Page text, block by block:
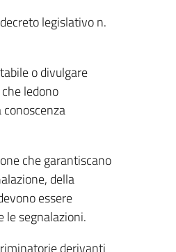
legislativo n.
o divulgare
ledono
che garantiscano
della
essere
le segnalazioni.
derivanti